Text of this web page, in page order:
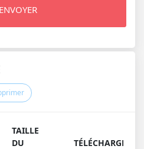
ENVOYER
TAILLE
DU
TÉLÉCHARGER